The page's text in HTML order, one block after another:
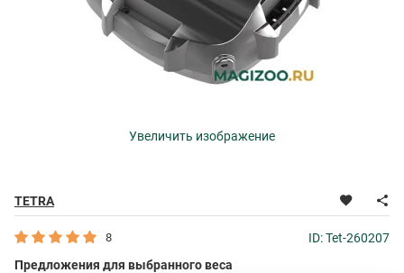
TETRA
Увеличить изображение
8
ID: Tet-260207
Предложения для выбранного веса